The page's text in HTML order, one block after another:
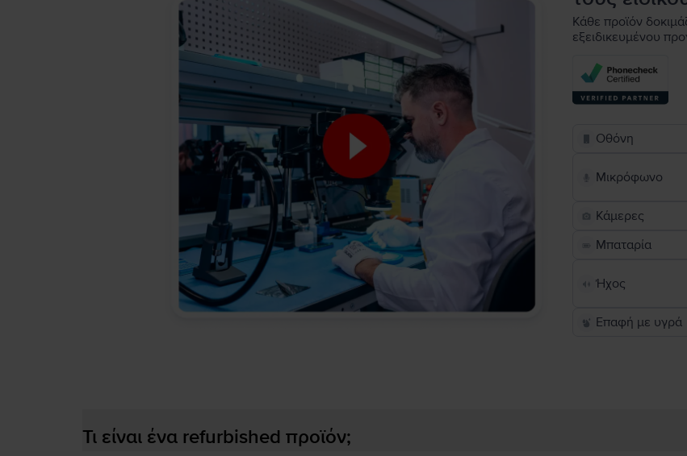
Κάθε προϊόν
εξειδικευμένου
Οθόνη
Μικρόφωνο
Κάμερες
Μπαταρία
Ήχος
Επαφή με υγρά
Τι είναι ένα refurbished προϊόν;